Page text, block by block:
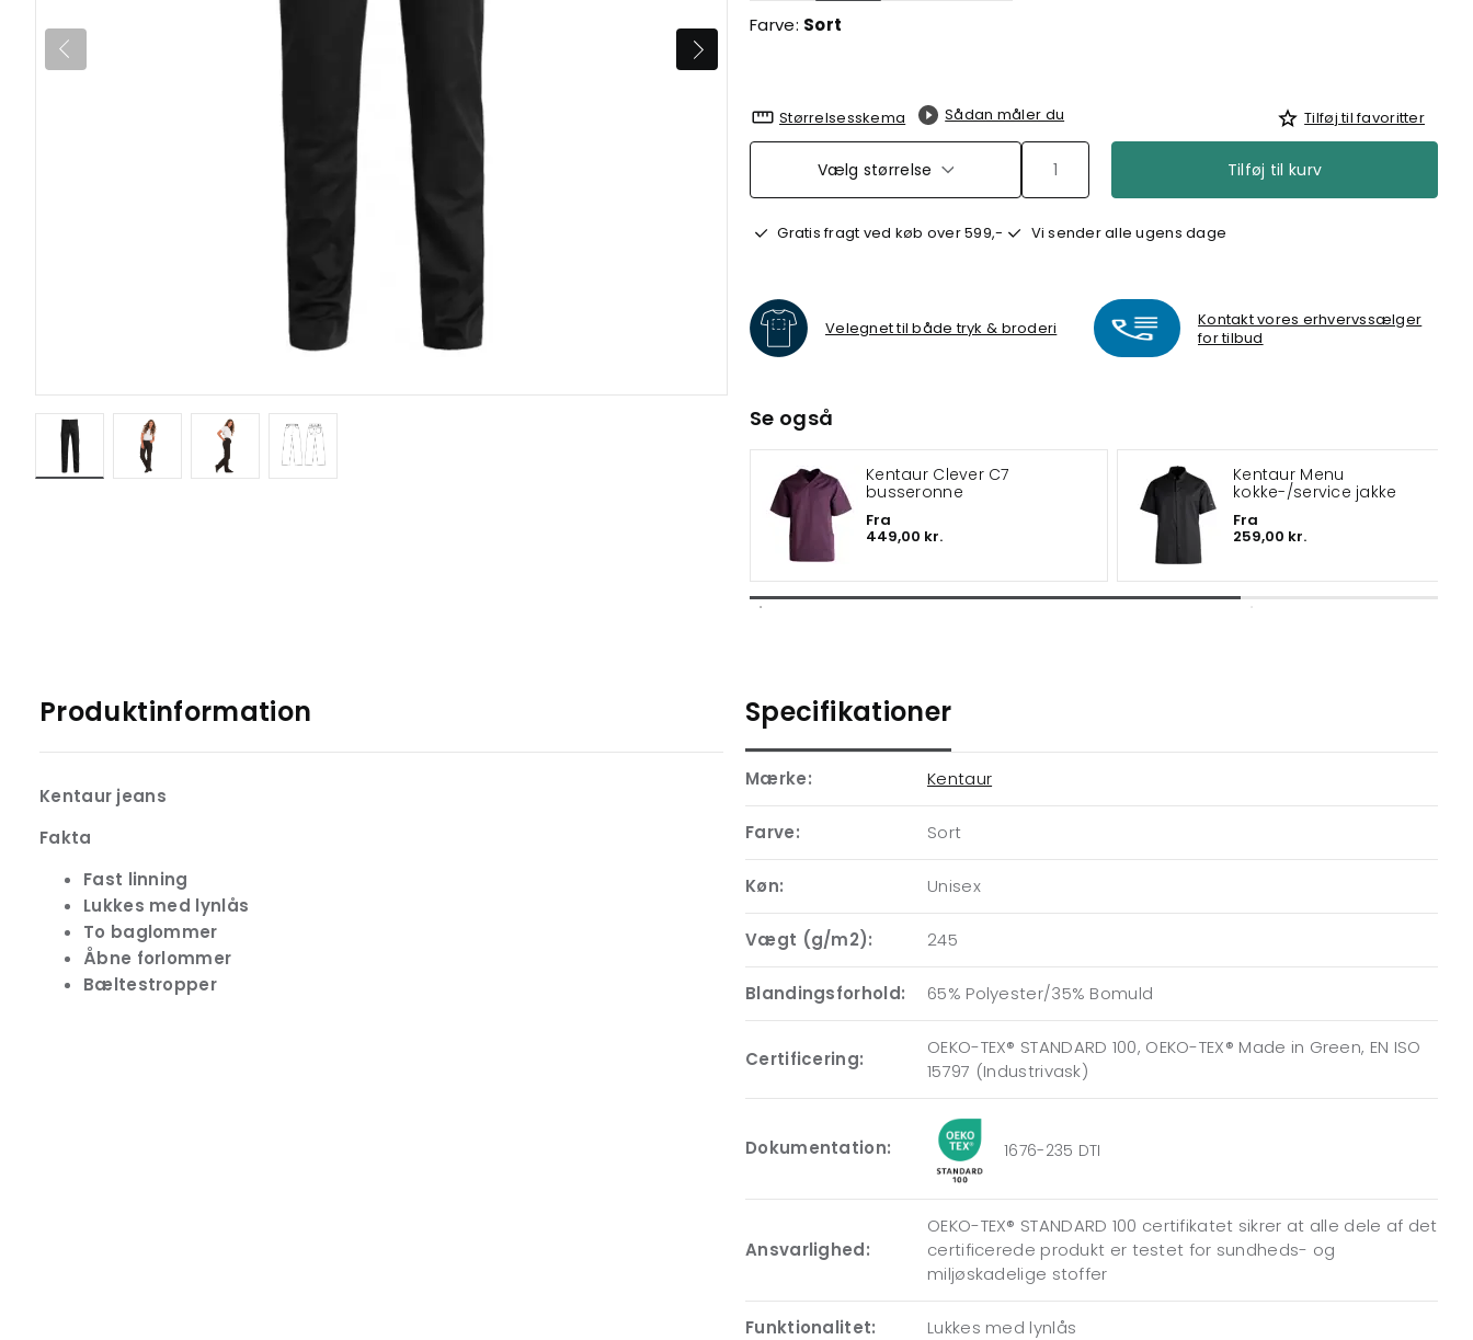
Farve: Sort
Størrelsesskema Sådan måler du Tilføj til favoritter
Vælg størrelse Tilføj til kurv
Gratis fragt ved køb over 599,- Vi sender alle ugens dage
Velegnet til både tryk & broderi
Kontakt vores erhvervssælger
for tilbud
Se også
Kentaur Clever C7
busseronne
Fra
449,00 kr.
Kentaur Menu
kokke-/service jakke
Fra
259,00 kr.
Produktinformation
Kentaur jeans
Fakta
Fast linning
Lukkes med lynlås
To baglommer
Åbne forlommer
Bæltestropper
Specifikationer
Mærke: Kentaur
Farve: Sort
Køn: Unisex
Vægt (g/m2): 245
Blandingsforhold: 65% Polyester/35% Bomuld
Certificering:
OEKO-TEX® STANDARD 100, OEKO-TEX® Made in Green, EN ISO
15797 (Industrivask)
Dokumentation: 1676-235 DTI
Ansvarlighed:
OEKO-TEX® STANDARD 100 certifikatet sikrer at alle dele af det
certificerede produkt er testet for sundheds- og
miljøskadelige stoffer
Funktionalitet: Lukkes med lynlås